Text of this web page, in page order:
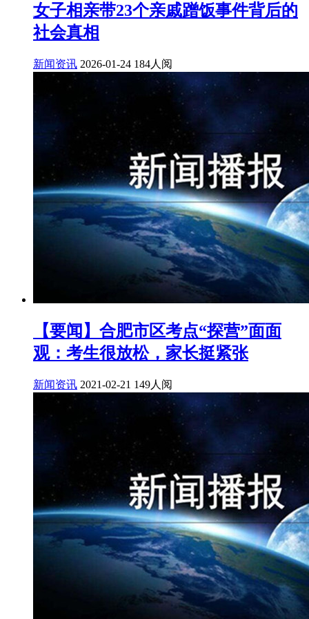
女子相亲带23个亲戚蹭饭事件背后的
社会真相
新闻资讯 2026-01-24 184人阅
【要闻】合肥市区考点“探营”面面
观：考生很放松，家长挺紧张
新闻资讯 2021-02-21 149人阅